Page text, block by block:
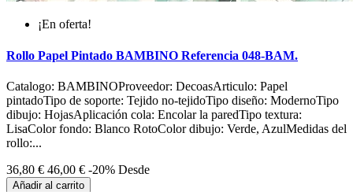
¡En oferta!
Rollo Papel Pintado BAMBINO Referencia 048-BAM.
Catalogo: BAMBINOProveedor: DecoasArticulo: Papel
pintadoTipo de soporte: Tejido no-tejidoTipo diseño: ModernoTipo
dibujo: HojasAplicación cola: Encolar la paredTipo textura:
LisaColor fondo: Blanco RotoColor dibujo: Verde, AzulMedidas del
rollo:...
36,80 € 46,00 € -20% Desde
Añadir al carrito